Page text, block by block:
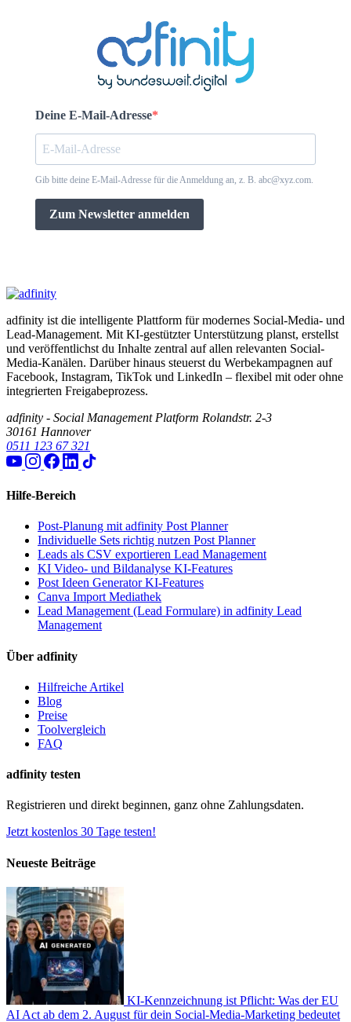
Deine E-Mail-Adresse
Gib bitte deine E-Mail-Adresse für die Anmeldung an, z. B. abc@xyz.com.
Zum Newsletter anmelden
adfinity ist die intelligente Plattform für modernes Social-Media- und
Lead-Management. Mit KI-gestützter Unterstützung planst, erstellst
und veröffentlichst du Inhalte zentral auf allen relevanten Social-
Media-Kanälen. Darüber hinaus steuerst du Werbekampagnen auf
Facebook, Instagram, TikTok und LinkedIn – flexibel mit oder ohne
integrierten Freigabeprozess.
adfinity - Social Management Platform Rolandstr. 2-3
30161 Hannover
0511 123 67 321
Hilfe-Bereich
Post-Planung mit adfinity Post Planner
Individuelle Sets richtig nutzen Post Planner
Leads als CSV exportieren Lead Management
KI Video- und Bildanalyse KI-Features
Post Ideen Generator KI-Features
Canva Import Mediathek
Lead Management (Lead Formulare) in adfinity Lead
Management
Über adfinity
Hilfreiche Artikel
Blog
Preise
Toolvergleich
FAQ
adfinity testen
Registrieren und direkt beginnen, ganz ohne Zahlungsdaten.
Jetzt kostenlos 30 Tage testen!
Neueste Beiträge
KI-Kennzeichnung ist Pflicht: Was der EU
AI Act ab dem 2. August für dein Social-Media-Marketing bedeutet